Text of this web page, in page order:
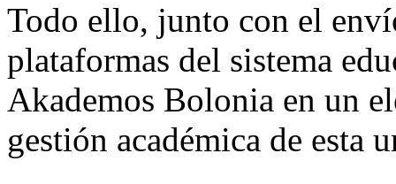
Todo ello, junto con el
plataformas del sistema
Akademos Bolonia en un
gestión académica de esta